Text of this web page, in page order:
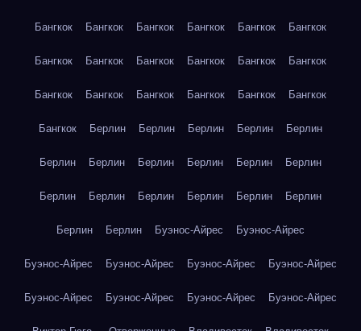
Бангкок Бангкок Бангкок Бангкок Бангкок Бангкок
Бангкок Бангкок Бангкок Бангкок Бангкок Бангкок
Бангкок Бангкок Бангкок Бангкок Бангкок Бангкок
Бангкок Берлин Берлин Берлин Берлин Берлин
Берлин Берлин Берлин Берлин Берлин Берлин
Берлин Берлин Берлин Берлин Берлин Берлин
Берлин Берлин Буэнос-Айрес Буэнос-Айрес
Буэнос-Айрес Буэнос-Айрес Буэнос-Айрес Буэнос-Айрес
Буэнос-Айрес Буэнос-Айрес Буэнос-Айрес Буэнос-Айрес